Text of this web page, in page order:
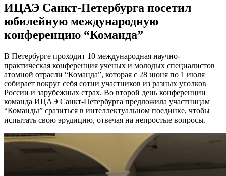
ИЦАЭ Санкт-Петербурга посетил
юбилейную международную
конференцию “Команда”
В Петербурге проходит 10 международная научно-
практическая конференция ученых и молодых специалистов
атомной отрасли “Команда”, которая с 28 июня по 1 июля
собирает вокруг себя сотни участников из разных уголков
России и зарубежных страх. Во второй день конференции
команда ИЦАЭ Санкт-Петербурга предложила участницам
“Команды” сразиться в интеллектуальном поединке, чтобы
испытать свою эрудицию, отвечая на непростые вопросы.